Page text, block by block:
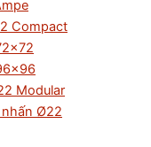
Compact
Modular
nhấn Ø22